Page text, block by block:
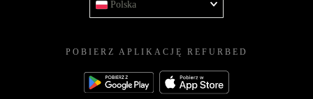
Polska
POBIERZ APLIKACJĘ REFURBED